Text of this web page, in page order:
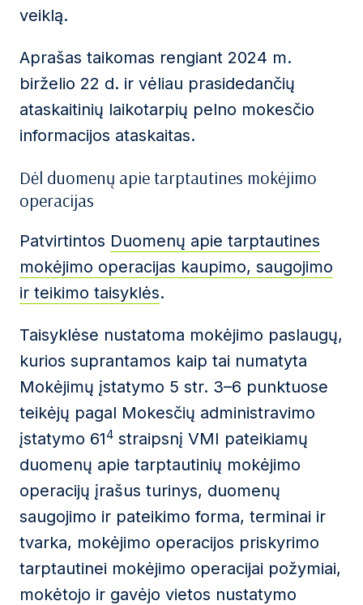
veiklą.
Aprašas taikomas rengiant 2024 m.
birželio 22 d. ir vėliau prasidedančių
ataskaitinių laikotarpių pelno mokesčio
informacijos ataskaitas.
Dėl duomenų apie tarptautines mokėjimo
operacijas
Patvirtintos Duomenų apie tarptautines
mokėjimo operacijas kaupimo, saugojimo
ir teikimo taisyklės.
Taisyklėse nustatoma mokėjimo paslaugų,
kurios suprantamos kaip tai numatyta
Mokėjimų įstatymo 5 str. 3–6 punktuose
teikėjų pagal Mokesčių administravimo
įstatymo 614 straipsnį VMI pateikiamų
duomenų apie tarptautinių mokėjimo
operacijų įrašus turinys, duomenų
saugojimo ir pateikimo forma, terminai ir
tvarka, mokėjimo operacijos priskyrimo
tarptautinei mokėjimo operacijai požymiai,
mokėtojo ir gavėjo vietos nustatymo